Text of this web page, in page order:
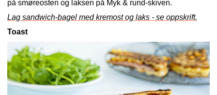
på smøreosten og laksen på Myk & rund-skiven.
Lag sandwich-bagel med kremost og laks - se oppskrift.
Toast